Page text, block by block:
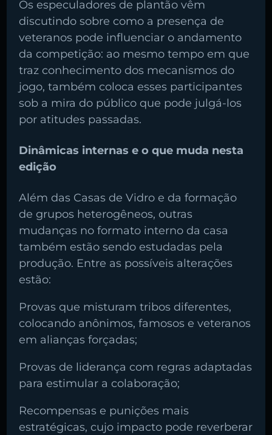
Os especuladores de plantão vêm
discutindo sobre como a presença de
veteranos pode influenciar o andamento
da competição: ao mesmo tempo em que
traz conhecimento dos mecanismos do
jogo, também coloca esses participantes
sob a mira do público que pode julgá-los
por atitudes passadas.
Dinâmicas internas e o que muda nesta
edição
Além das Casas de Vidro e da formação
de grupos heterogêneos, outras
mudanças no formato interno da casa
também estão sendo estudadas pela
produção. Entre as possíveis alterações
estão:
Provas que misturam tribos diferentes,
colocando anônimos, famosos e veteranos
em alianças forçadas;
Provas de liderança com regras adaptadas
para estimular a colaboração;
Recompensas e punições mais
estratégicas, cujo impacto pode reverberar